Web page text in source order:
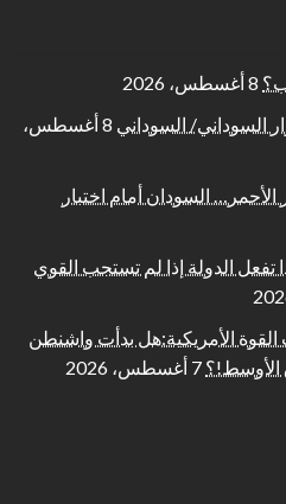
8 أغسطس، 2026
السوداني/ السوداني
8 أغسطس،
السودان أمام اختبار
تفعل الدولة إذا لم تستجب القوي
الأمريكية:هل بدأت واشنطن
الأوسط!؟ 7 أغسطس، 2026